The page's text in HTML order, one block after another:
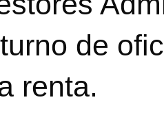
de
renta.